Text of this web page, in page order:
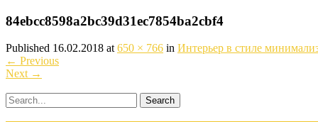
84ebcc8598a2bc39d31ec7854ba2cbf4
Published 16.02.2018 at 650 × 766 in Интерьер в стиле
← Previous
Next →